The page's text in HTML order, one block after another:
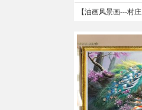
【油画风景画---村